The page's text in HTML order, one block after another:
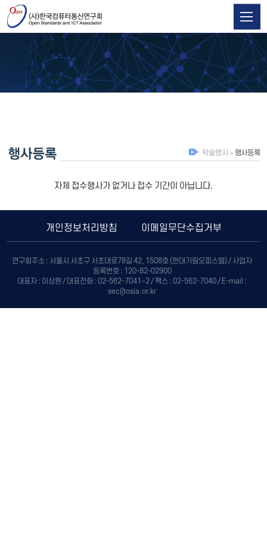
학술행사 행사등록
자체 접수행사가 없거나 접수 기간이 아닙니다.
개인정보처리방침 이메일무단수집거부
연구회주소 : 서울시 서초구 서초대로78길 42, 1508호 (현대기림오피스텔) / 사업자
등록번호 : 120-82-02900
대표자 : 이상환 / 대표전화 : 02-562-7041~2 / 팩스 : 02-562-7040 / E-mail :
sec@osia.or.kr